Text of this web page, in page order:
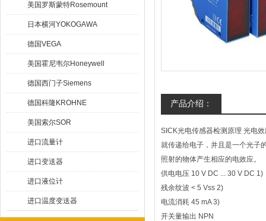
美国罗斯蒙特Rosemount
日本横河YOKOGAWA
德国VEGA
美国霍尼韦尔Honeywell
德国西门子Siemens
德国科隆KROHNE
美国索尔SOR
进口流量计
进口变送器
进口液位计
进口温度变送器
产品介绍：
SICK光电传感器检测原理 光电
就传递给电子，并且是一个光子
照射的物体产生相应的电效应。
供电电压 10 V DC ... 30 V DC 1)
残余纹波 < 5 Vss 2)
电流消耗 45 mA 3)
开关量输出 NPN